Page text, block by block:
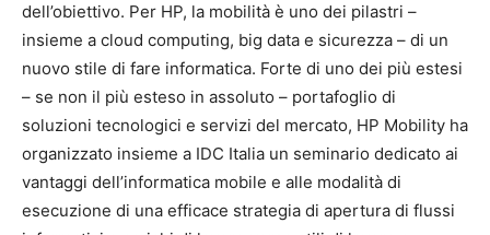
dell’obiettivo. Per HP, la mobilità è uno dei pilastri –
insieme a cloud computing, big data e sicurezza – di un
nuovo stile di fare informatica. Forte di uno dei più estesi
– se non il più esteso in assoluto – portafoglio di
soluzioni tecnologici e servizi del mercato, HP Mobility ha
organizzato insieme a IDC Italia un seminario dedicato ai
vantaggi dell’informatica mobile e alle modalità di
esecuzione di una efficace strategia di apertura di flussi